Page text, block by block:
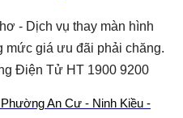
- Dịch vụ thay màn hình
mức giá ưu đãi phải chăng.
Điện Tử HT 1900 9200
An Cư - Ninh Kiều -